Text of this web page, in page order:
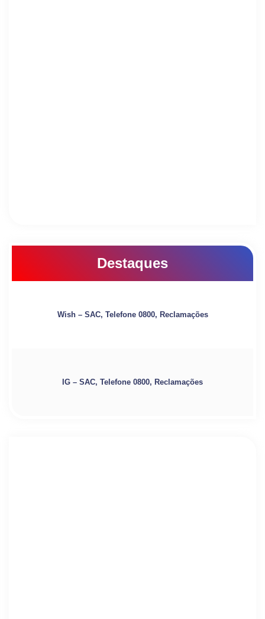
Destaques
Wish – SAC, Telefone 0800, Reclamações
IG – SAC, Telefone 0800, Reclamações